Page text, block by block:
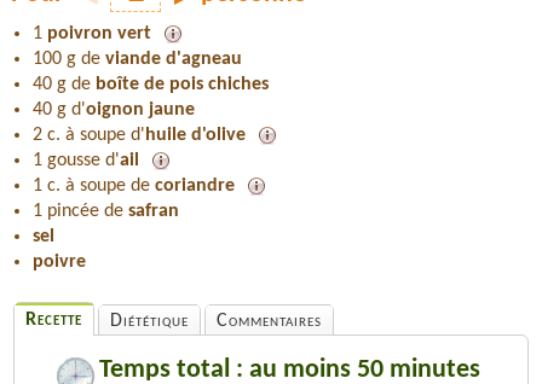
1 poivron vert
100 g de viande d'agneau
40 g de boîte de pois chiches
40 g d'oignon jaune
2 c. à soupe d' huile d'olive
1 gousse d'ail
1 c. à soupe de coriandre
1 pincée de safran
sel
poivre
Recette Diététique Commentaires
Temps total : au moins 50 minutes